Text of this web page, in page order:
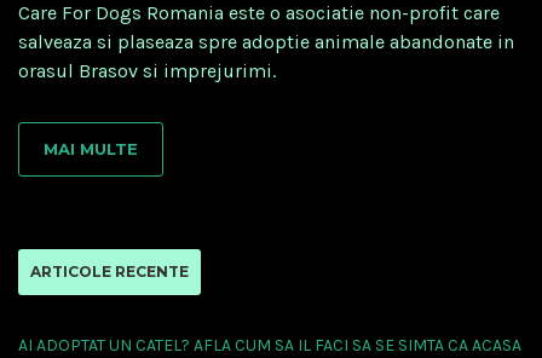
Care For Dogs Romania este o asociatie non-profit care
salveaza si plaseaza spre adoptie animale abandonate in
orasul Brasov si imprejurimi.
MAI MULTE
ARTICOLE RECENTE
AI ADOPTAT UN CATEL? AFLA CUM SA IL FACI SA SE SIMTA CA ACASA